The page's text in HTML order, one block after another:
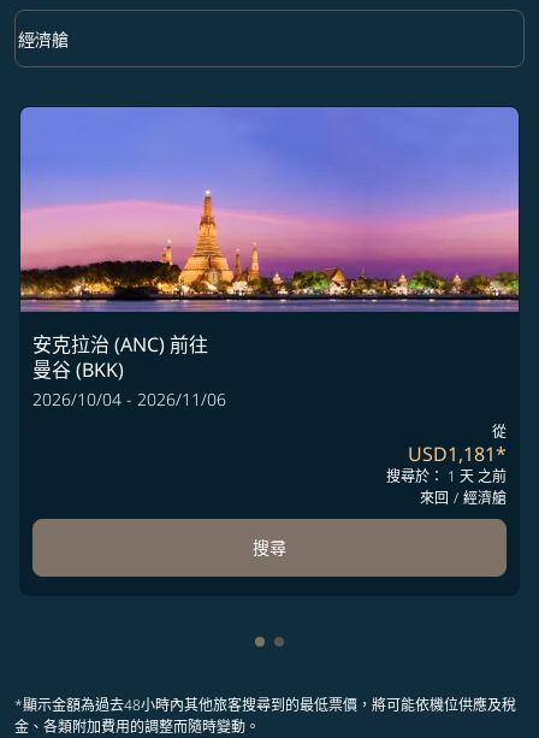
艙等 option 經濟艙 Selected
經濟艙
keyboard_arrow_down
安克拉治 (ANC)前往
曼谷 (BKK)
2026/10/04 - 2026/11/06
從
USD1,181*
搜尋於： 1 天 之前
來回 / 經濟艙
搜尋
顯示 cmp-pagination-
顯示 cmp-pagination-
*顯示金額為過去48小時內其他旅客搜尋到的最低票價，將可能依機位供應及稅
金、各類附加費用的調整而隨時變動。